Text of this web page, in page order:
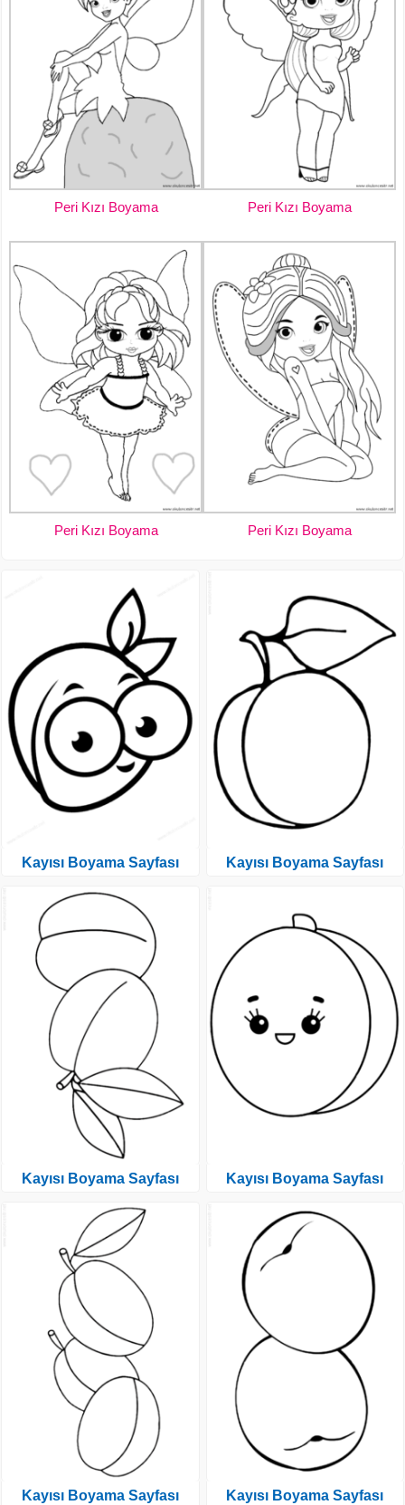
Peri Kızı Boyama Peri Kızı Boyama
Peri Kızı Boyama Peri Kızı Boyama
Kayısı Boyama Sayfası
Kayısı Boyama Sayfası
Kayısı Boyama Sayfası
Kayısı Boyama Sayfası
Kayısı Boyama Sayfası
Kayısı Boyama Sayfası